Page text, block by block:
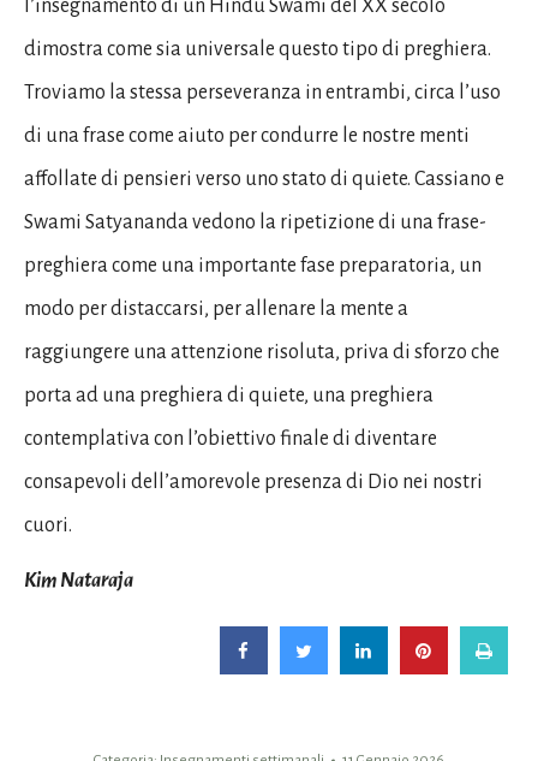
l’insegnamento di un Hindu Swami del XX secolo
dimostra come sia universale questo tipo di preghiera.
Troviamo la stessa perseveranza in entrambi, circa l’uso
di una frase come aiuto per condurre le nostre menti
affollate di pensieri verso uno stato di quiete. Cassiano e
Swami Satyananda vedono la ripetizione di una frase-
preghiera come una importante fase preparatoria, un
modo per distaccarsi, per allenare la mente a
raggiungere una attenzione risoluta, priva di sforzo che
porta ad una preghiera di quiete, una preghiera
contemplativa con l’obiettivo finale di diventare
consapevoli dell’amorevole presenza di Dio nei nostri
cuori.
Kim Nataraja